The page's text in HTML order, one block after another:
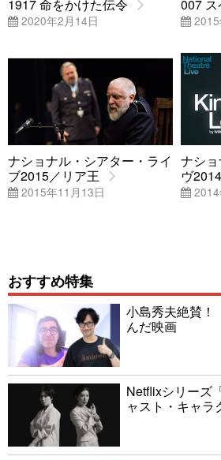
1917 命をかけた伝令
2020年2月14日
007
ナショナル・シアター・ライ
ブ2015／リア王
2015年11月13日
ナシ
ヴ
おすすめ特集
小島秀夫絶賛！
んだ映画
Netflixシリーズ
ャスト・キャラ